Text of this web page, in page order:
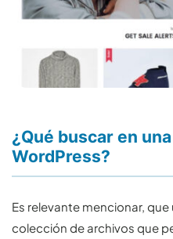
¿Qué buscar en
WordPress?
Es relevante mencionar,
colección de archivos que